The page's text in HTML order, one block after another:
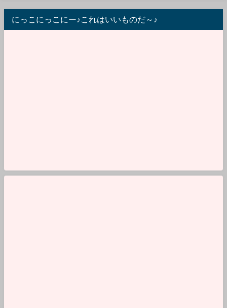
にっこにっこにー♪これはいいものだ～♪